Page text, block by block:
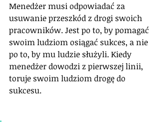
Menedżer musi odpowiadać za
usuwanie przeszkód z drogi swoich
pracowników. Jest po to, by pomagać
swoim ludziom osiągać sukces, a nie
po to, by mu ludzie służyli. Kiedy
menedżer dowodzi z pierwszej linii,
toruje swoim ludziom drogę do
sukcesu.